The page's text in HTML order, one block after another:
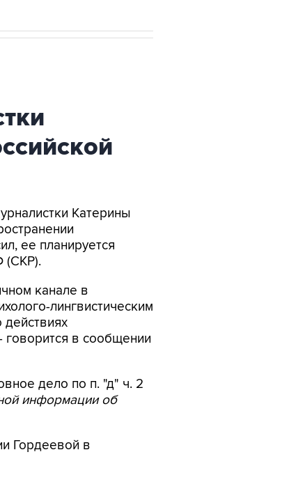
Катерины
ее планируется
(СКР).
канале в
лингвистическим
в сообщении
дело по п. "д" ч. 2
информации об
Гордеевой в